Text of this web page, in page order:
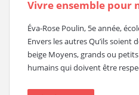
Vivre ensemble pour
Éva-Rose Poulin, 5e année,
Envers les autres Qu’ils soient
beige Moyens, grands ou
humains qui doivent être